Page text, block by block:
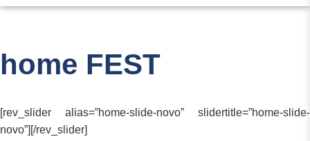
home FEST
[rev_slider alias=”home-slide-novo” slidertitle=”home-slide-
novo”][/rev_slider]